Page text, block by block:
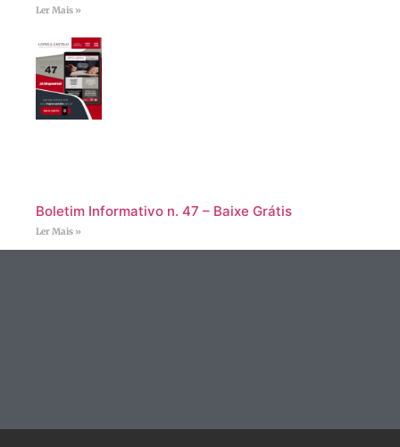
Ler Mais »
Boletim Informativo n. 47 – Baixe Grátis
Ler Mais »